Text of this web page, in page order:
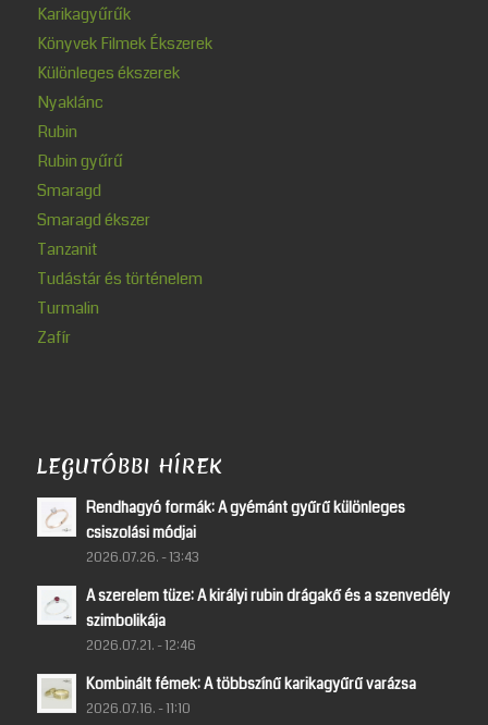
Karikagyűrűk
Könyvek Filmek Ékszerek
Különleges ékszerek
Nyaklánc
Rubin
Rubin gyűrű
Smaragd
Smaragd ékszer
Tanzanit
Tudástár és történelem
Turmalin
Zafír
LEGUTÓBBI HÍREK
Rendhagyó formák: A gyémánt gyűrű különleges
csiszolási módjai
2026.07.26. - 13:43
A szerelem tüze: A királyi rubin drágakő és a szenvedély
szimbolikája
2026.07.21. - 12:46
Kombinált fémek: A többszínű karikagyűrű varázsa
2026.07.16. - 11:10